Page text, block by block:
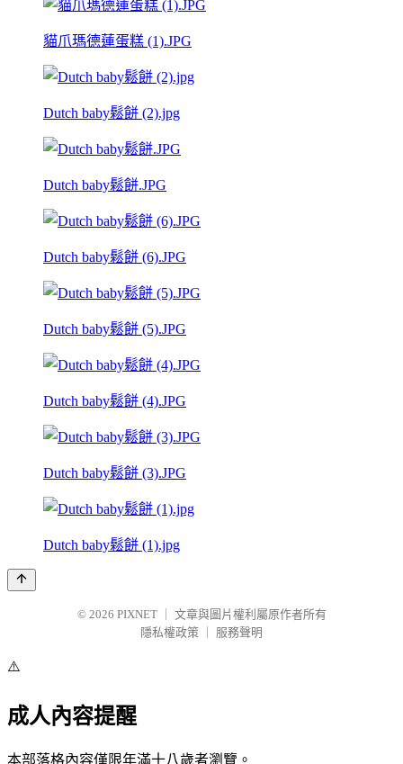
貓爪瑪德蓮蛋糕 (1).JPG
Dutch baby鬆餅 (2).jpg
Dutch baby鬆餅.JPG
Dutch baby鬆餅 (6).JPG
Dutch baby鬆餅 (5).JPG
Dutch baby鬆餅 (4).JPG
Dutch baby鬆餅 (3).JPG
Dutch baby鬆餅 (1).jpg
© 2026 PIXNET
文章與圖片權利屬原作者所有
隱私權政策
服務聲明
⚠️
成人內容提醒
本部落格內容僅限年滿十八歲者瀏覽。